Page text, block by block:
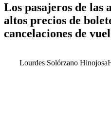
Los pasajeros de las
altos precios de
cancelaciones de
Lourdes Solórzano Hinojosa